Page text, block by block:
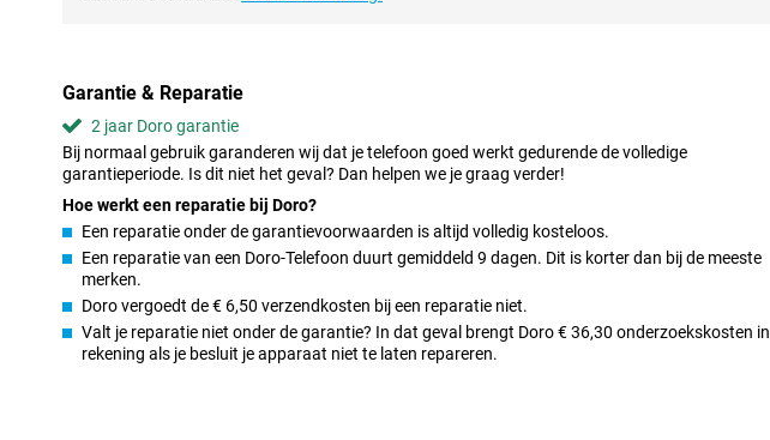
Garantie & Reparatie
2 jaar Doro garantie
Bij normaal gebruik garanderen wij dat je telefoon goed werkt gedurende de volledige
garantieperiode. Is dit niet het geval? Dan helpen we je graag verder!
Hoe werkt een reparatie bij Doro?
Een reparatie onder de garantievoorwaarden is altijd volledig kosteloos.
Een reparatie van een Doro-Telefoon duurt gemiddeld 9 dagen. Dit is korter dan bij de meeste
merken.
Doro vergoedt de € 6,50 verzendkosten bij een reparatie niet.
Valt je reparatie niet onder de garantie? In dat geval brengt Doro € 36,30 onderzoekskosten in
rekening als je besluit je apparaat niet te laten repareren.